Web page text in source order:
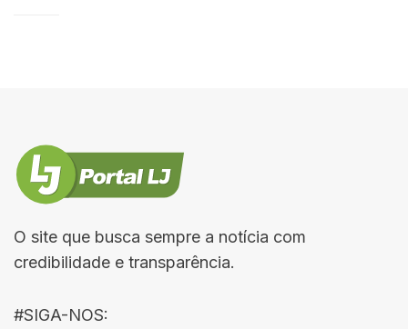
O site que busca sempre a notícia com
credibilidade e transparência.
#SIGA-NOS: